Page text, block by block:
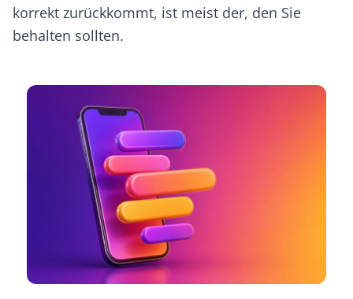
korrekt zurückkommt, ist meist der, den Sie
behalten sollten.